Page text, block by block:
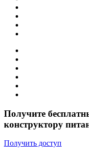
Получите
конструктору
Получить доступ